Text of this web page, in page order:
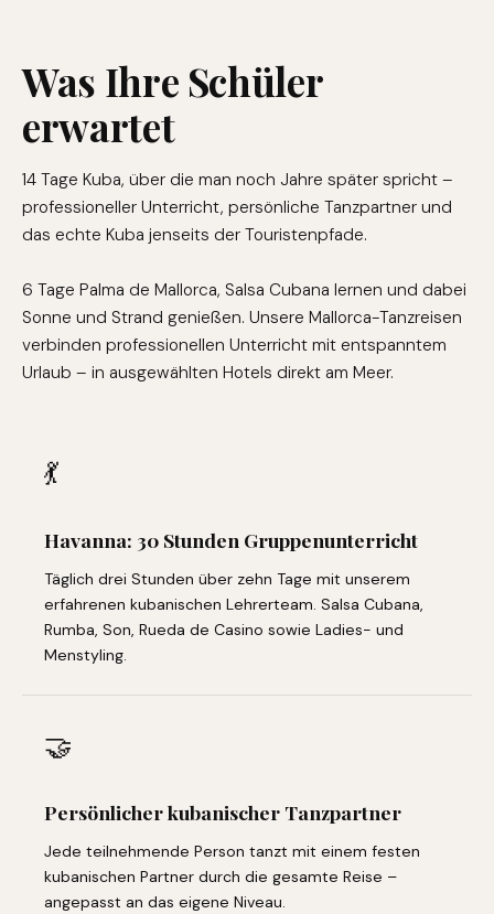
Was Ihre Schüler
erwartet
14 Tage Kuba, über die man noch Jahre später spricht –
professioneller Unterricht, persönliche Tanzpartner und
das echte Kuba jenseits der Touristenpfade.
6 Tage Palma de Mallorca, Salsa Cubana lernen und dabei
Sonne und Strand genießen. Unsere Mallorca-Tanzreisen
verbinden professionellen Unterricht mit entspanntem
Urlaub – in ausgewählten Hotels direkt am Meer.
💃
Havanna: 30 Stunden Gruppenunterricht
Täglich drei Stunden über zehn Tage mit unserem
erfahrenen kubanischen Lehrerteam. Salsa Cubana,
Rumba, Son, Rueda de Casino sowie Ladies- und
Menstyling.
🤝
Persönlicher kubanischer Tanzpartner
Jede teilnehmende Person tanzt mit einem festen
kubanischen Partner durch die gesamte Reise –
angepasst an das eigene Niveau.